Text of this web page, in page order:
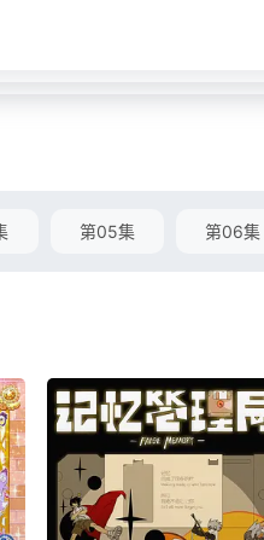
第05集 第06集